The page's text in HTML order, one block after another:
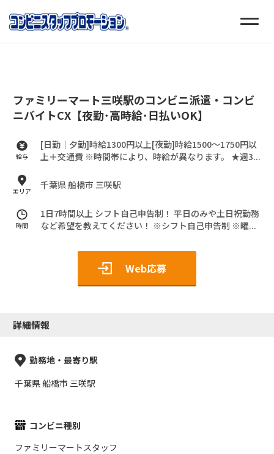
ファミリーマート三咲駅のコンビニ派遣・コンビ
ニバイトCX【夜勤･高時給･日払いOK】
給与
[日勤｜夕勤]時給1300円以上[夜勤]時給1500～1750円以
上＋交通費 ※時間帯により、時給が異なります。 ★週3...
エリア 千葉県 船橋市 三咲駅
時間
1日7時間以上 シフト自己申告制！ 平日のみや土日祝勤務
など希望を教えてください！ ※シフト自己申告制 ※曜...
Web応募
詳細情報
勤務地・最寄り駅
千葉県 船橋市 三咲駅
コンビニ種別
ファミリーマートスタッフ